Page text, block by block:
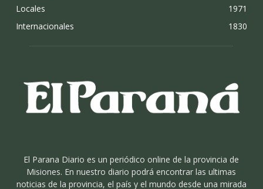
Locales
1971
Internacionales
1830
El Parana Diario es un periódico online de la provincia de
Misiones. En nuestro diario podrá encontrar las ultimas
noticias de la provincia, el país y el mundo desde una mirada